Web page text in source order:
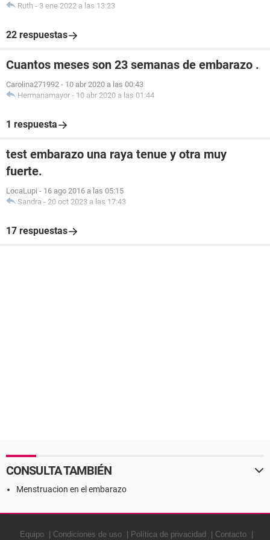
Ruth - 3 ene 2022 a las 13:23
22 respuestas
Cuantos meses son 23 semanas de embarazo .
Carolina271992 - 10 abr 2020 a las 00:43
Hermanamayor - 10 abr 2020 a las 01:44
1 respuesta
test embarazo una raya tenue y otra muy
fuerte.
LocaLupi - 16 ago 2016 a las 05:15
Sandra - 20 oct 2023 a las 17:43
17 respuestas
CONSULTA TAMBIÉN
Menstruacion en el embarazo
Equipo Condiciones de uso Política de privacidad Contacto